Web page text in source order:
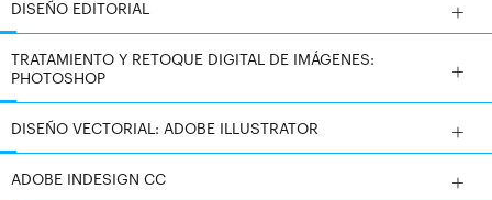
DISEÑO EDITORIAL
TRATAMIENTO Y RETOQUE DIGITAL DE IMÁGENES:
PHOTOSHOP
DISEÑO VECTORIAL: ADOBE ILLUSTRATOR
ADOBE INDESIGN CC